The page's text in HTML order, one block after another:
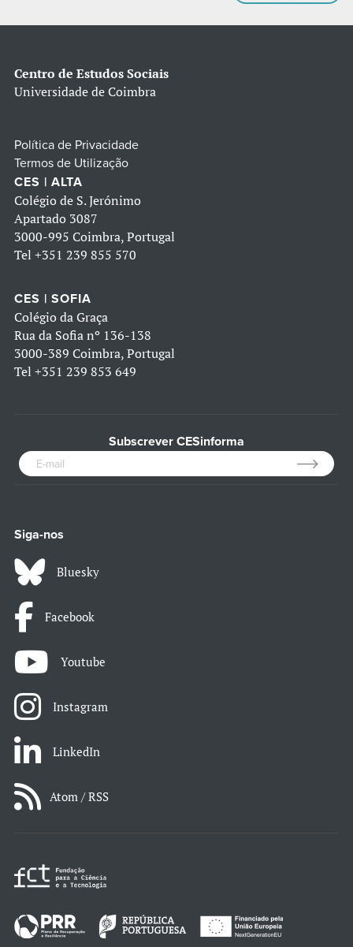
Centro de Estudos Sociais
Universidade de Coimbra
Política de Privacidade
Termos de Utilização
CES | ALTA
Colégio de S. Jerónimo
Apartado 3087
3000-995 Coimbra, Portugal
Tel +351 239 855 570
CES | SOFIA
Colégio da Graça
Rua da Sofia nº 136-138
3000-389 Coimbra, Portugal
Tel +351 239 853 649
Subscrever CESinforma
Siga-nos
Bluesky
Facebook
Youtube
Instagram
LinkedIn
Atom / RSS